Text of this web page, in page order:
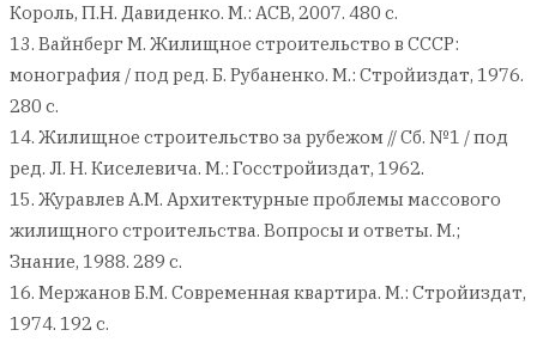
Король, П.Н. Давиденко. М.: АСВ, 2007. 480 с.
13. Вайнберг М. Жилищное строительство в СССР:
монография / под ред. Б. Рубаненко. М.: Стройиздат, 1976.
280 с.
14. Жилищное строительство за рубежом // Сб. №1 / под
ред. Л. Н. Киселевича. М.: Госстройиздат, 1962.
15. Журавлев А.М. Архитектурные проблемы массового
жилищного строительства. Вопросы и ответы. М.;
Знание, 1988. 289 с.
16. Мержанов Б.М. Современная квартира. М.: Стройиздат,
1974. 192 с.